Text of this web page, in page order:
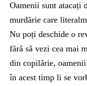
Oamenii sunt atacați
murdărie care
Nu poți deschide o
fără să vezi cea mai
din copilărie,
în acest timp li se